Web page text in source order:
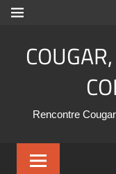
Aller
contenu
MENU
Rencontre